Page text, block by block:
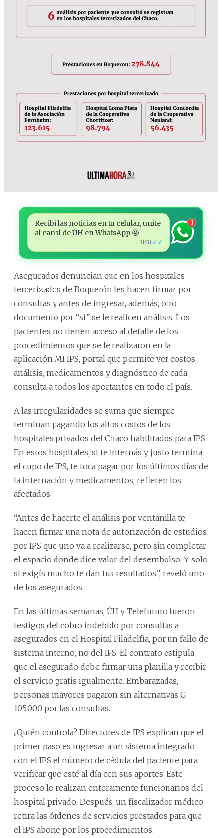
Recibí las noticias en tu celular, unite
al canal de ÚH en WhatsApp 🤩
11:51✓✓
1
Asegurados denuncian que en los hospitales
tercerizados de Boquerón les hacen firmar por
consultas y antes de ingresar, además, otro
documento por “si” se le realicen análisis. Los
pacientes no tienen acceso al detalle de los
procedimientos que se le realizaron en la
aplicación MI IPS, portal que permite ver costos,
análisis, medicamentos y diagnóstico de cada
consulta a todos los aportantes en todo el país.
A las irregularidades se suma que siempre
terminan pagando los altos costos de los
hospitales privados del Chaco habilitados para IPS.
En estos hospitales, si te internás y justo termina
el cupo de IPS, te toca pagar por los últimos días de
la internación y medicamentos, refieren los
afectados.
“Antes de hacerte el análisis por ventanilla te
hacen firmar una nota de autorización de estudios
por IPS que uno va a realizarse, pero sin completar
el espacio donde dice valor del desembolso. Y solo
si exigís mucho te dan tus resultados”, reveló uno
de los asegurados.
En las últimas semanas, ÚH y Telefuturo fueron
testigos del cobro indebido por consultas a
asegurados en el Hospital Filadelfia, por un fallo de
sistema interno, no del IPS. El contrato estipula
que el asegurado debe firmar una planilla y recibir
el servicio gratis igualmente. Embarazadas,
personas mayores pagaron sin alternativas G.
105.000 por las consultas.
¿Quién controla? Directores de IPS explican que el
primer paso es ingresar a un sistema integrado
con el IPS el número de cédula del paciente para
verificar que esté al día con sus aportes. Este
proceso lo realizan enteramente funcionarios del
hospital privado. Después, un fiscalizador médico
retira las órdenes de servicios prestados para que
el IPS abone por los procedimientos.